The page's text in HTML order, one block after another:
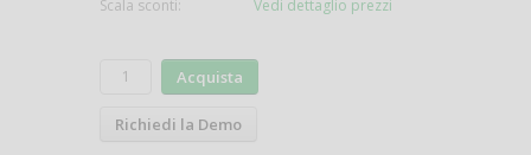
Scala sconti:
Vedi dettaglio prezzi
Acquista
Richiedi la Demo